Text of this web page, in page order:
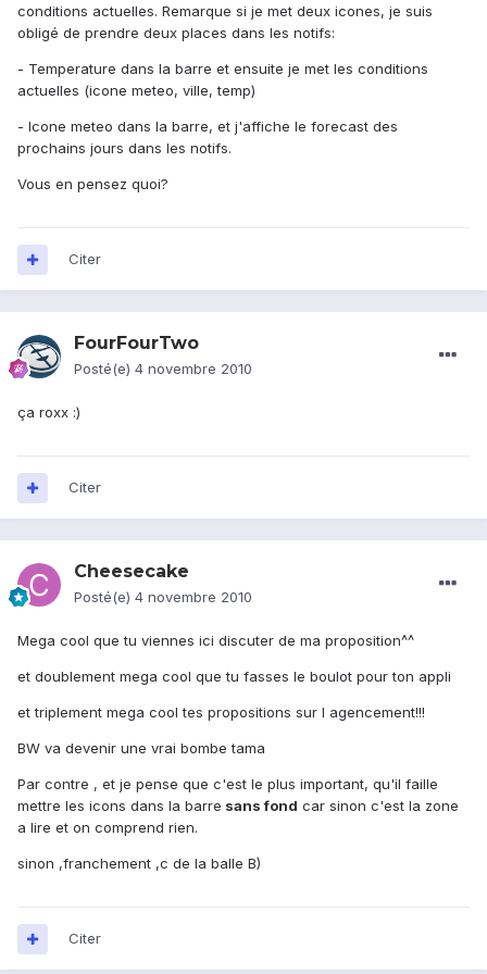
conditions actuelles. Remarque si je met deux icones, je suis
obligé de prendre deux places dans les notifs:
- Temperature dans la barre et ensuite je met les conditions
actuelles (icone meteo, ville, temp)
- Icone meteo dans la barre, et j'affiche le forecast des
prochains jours dans les notifs.
Vous en pensez quoi?
Citer
FourFourTwo
Posté(e) 4 novembre 2010
ça roxx :)
Citer
Cheesecake
Posté(e) 4 novembre 2010
Mega cool que tu viennes ici discuter de ma proposition^^
et doublement mega cool que tu fasses le boulot pour ton appli
et triplement mega cool tes propositions sur l agencement!!!
BW va devenir une vrai bombe tama
Par contre , et je pense que c'est le plus important, qu'il faille
mettre les icons dans la barre sans fond car sinon c'est la zone
a lire et on comprend rien.
sinon ,franchement ,c de la balle B)
Citer